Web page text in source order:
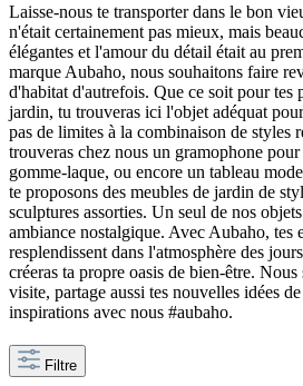
Laisse-nous te transporter dans le bon
n'était certainement pas mieux, mais
élégantes et l'amour du détail était au
marque Aubaho, nous souhaitons faire
d'habitat d'autrefois. Que ce soit pour tes
jardin, tu trouveras ici l'objet adéquat
pas de limites à la combinaison de styles
trouveras chez nous un gramophone
gomme-laque, ou encore un tableau
te proposons des meubles de jardin de
sculptures assorties. Un seul de nos
ambiance nostalgique. Avec Aubaho, tes
resplendissent dans l'atmosphère des
créeras ta propre oasis de bien-être.
visite, partage aussi tes nouvelles idées
inspirations avec nous #aubaho.
Filtre